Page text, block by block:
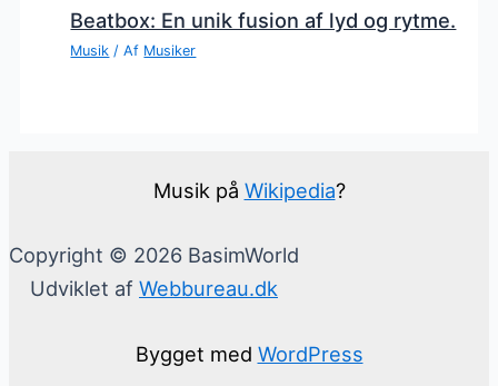
Beatbox: En unik fusion af lyd og rytme.
Musik / Af Musiker
Musik på Wikipedia?
Copyright © 2026 BasimWorld
Udviklet af Webbureau.dk
Bygget med WordPress